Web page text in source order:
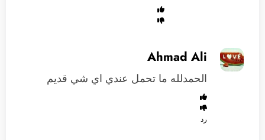
Ahmad Ali
الحمدلله ما تحمل عندي اي شي قديم
رد